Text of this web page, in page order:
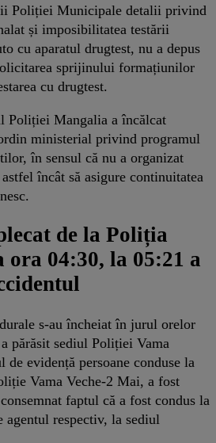
Poliției Municipale detalii privind
și imposibilitatea testării
cu aparatul drugtest, nu a depus
sprijinului formațiunilor
cu drugtest.
Poliției Mangalia a încălcat
ministerial privind programul
în sensul că nu a organizat
încât să asigure continuitatea
de la Poliția
ora 04:30, la 05:21 a
s-au încheiat în jurul orelor
părăsit sediul Poliției Vama
de evidență persoane conduse la
Vama Veche-2 Mai, a fost
faptul că a fost condus la
agentul respectiv, la sediul